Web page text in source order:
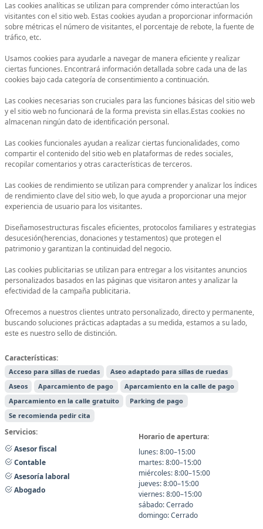
Las cookies analíticas se utilizan para comprender cómo interactúan los
visitantes con el sitio web. Estas cookies ayudan a proporcionar información
sobre métricas el número de visitantes, el porcentaje de rebote, la fuente de
tráfico, etc.
Usamos cookies para ayudarle a navegar de manera eficiente y realizar
ciertas funciones. Encontrará información detallada sobre cada una de las
cookies bajo cada categoría de consentimiento a continuación.
Las cookies necesarias son cruciales para las funciones básicas del sitio web
y el sitio web no funcionará de la forma prevista sin ellas.Estas cookies no
almacenan ningún dato de identificación personal.
Las cookies funcionales ayudan a realizar ciertas funcionalidades, como
compartir el contenido del sitio web en plataformas de redes sociales,
recopilar comentarios y otras características de terceros.
Las cookies de rendimiento se utilizan para comprender y analizar los índices
de rendimiento clave del sitio web, lo que ayuda a proporcionar una mejor
experiencia de usuario para los visitantes.
Diseñamosestructuras fiscales eficientes, protocolos familiares y estrategias
desucesión(herencias, donaciones y testamentos) que protegen el
patrimonio y garantizan la continuidad del negocio.
Las cookies publicitarias se utilizan para entregar a los visitantes anuncios
personalizados basados ​​en las páginas que visitaron antes y analizar la
efectividad de la campaña publicitaria.
Ofrecemos a nuestros clientes untrato personalizado, directo y permanente,
buscando soluciones prácticas adaptadas a su medida, estamos a su lado,
este es nuestro sello de distinción.
Características:
Acceso para sillas de ruedas
Aseo adaptado para sillas de ruedas
Aseos
Aparcamiento de pago
Aparcamiento en la calle de pago
Aparcamiento en la calle gratuito
Parking de pago
Se recomienda pedir cita
Servicios:
Asesor fiscal
Contable
Asesoría laboral
Abogado
Horario de apertura:
lunes: 8:00–15:00
martes: 8:00–15:00
miércoles: 8:00–15:00
jueves: 8:00–15:00
viernes: 8:00–15:00
sábado: Cerrado
domingo: Cerrado